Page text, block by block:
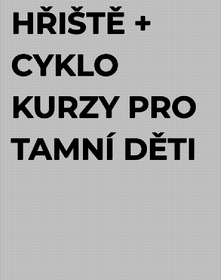
HŘIŠTĚ +
CYKLO
KURZY PRO
TAMNÍ DĚTI